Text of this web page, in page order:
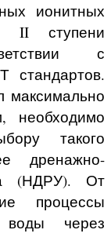
ионитных
ступени
с
стандартов.
максимально
необходимо
такого
дренажно-
(НДРУ). От
процессы
воды через